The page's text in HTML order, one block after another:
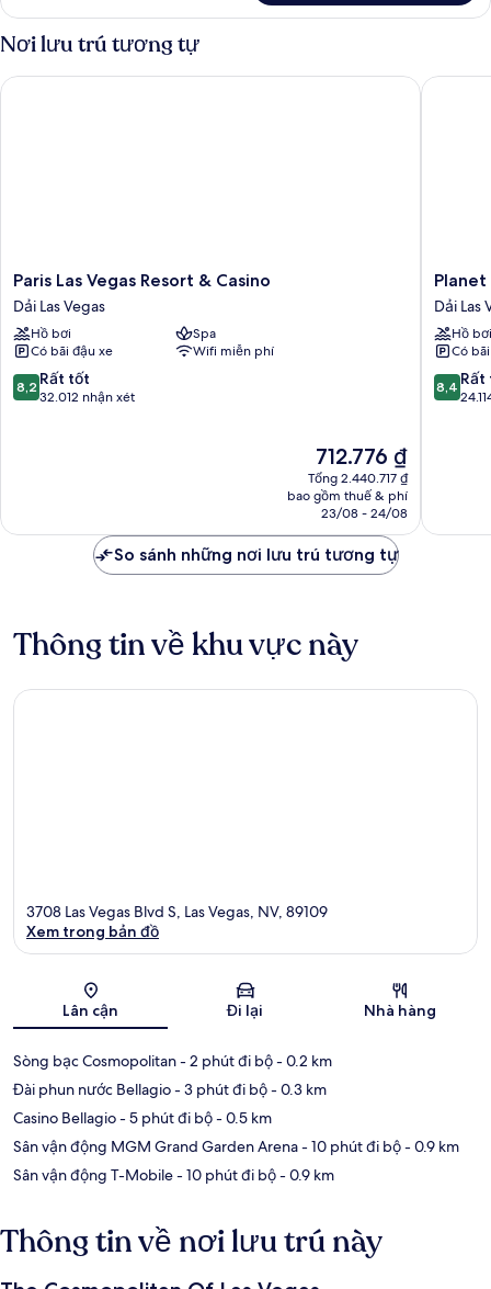
Chelsea
Penthouse
Two
Nơi lưu trú tương tự
Paris
Las
Vegas
Resort
&
Casino
Dải
Paris Las Vegas Resort & Casino
Dải Las Vegas
Hồ bơi
Spa
Có bãi đậu xe
Wifi miễn phí
8.2
trên
8,2 Rất tốt
32.012 nhận xét
Giá
hiện
tại
là
712.776 ₫
712.776 ₫
Tổng 2.440.717 ₫
bao gồm thuế & phí
23/08 - 24/08
Paris Las Vegas Resort & Casino
Planet
Resort
&
Casino
Dải
Las
Dải Las
Hồ bơi
Có
8.4
trên
8,4 Rất
Planet
So sánh những nơi lưu trú tương tự
Thông tin về khu vực này
Bản đồ
3708 Las Vegas Blvd S, Las Vegas, NV, 89109
Xem trong bản đồ
Lân cận Đi lại Nhà hàng
Sòng bạc Cosmopolitan- 2 phút đi bộ- 0.2 km
Đài phun nước Bellagio- 3 phút đi bộ- 0.3 km
Casino Bellagio- 5 phút đi bộ- 0.5 km
Sân vận động MGM Grand Garden Arena- 10 phút đi bộ- 0.9 km
Sân vận động T-Mobile- 10 phút đi bộ- 0.9 km
Thông tin về nơi lưu trú này